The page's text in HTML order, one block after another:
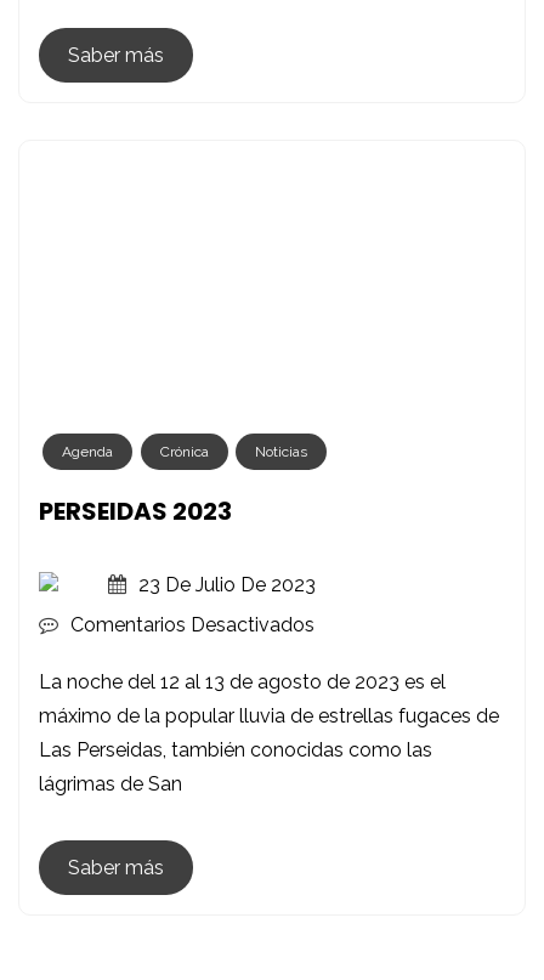
Saber más
Agenda Crónica Noticias
PERSEIDAS 2023
23 De Julio De 2023
Comentarios Desactivados
2023
La noche del 12 al 13 de agosto de 2023 es el
máximo de la popular lluvia de estrellas fugaces de
Las Perseidas, también conocidas como las
lágrimas de San
Saber más